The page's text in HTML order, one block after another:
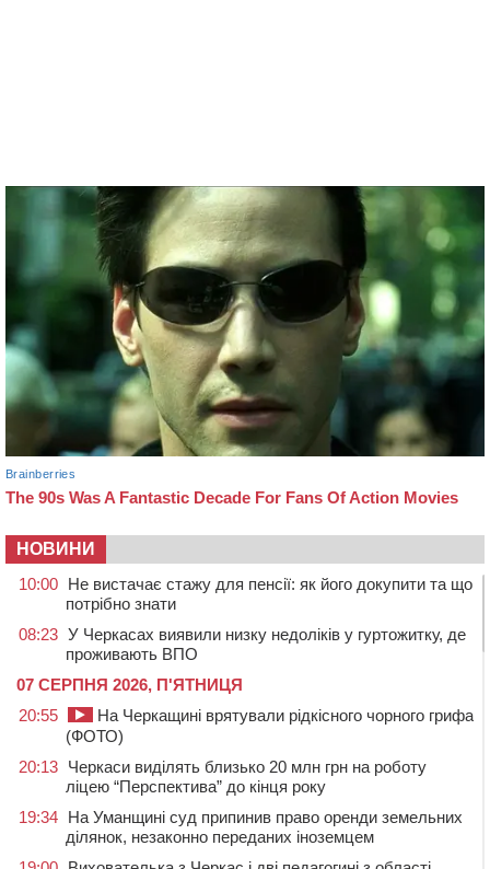
НОВИНИ
10:00 Не вистачає стажу для пенсії: як його докупити та що
потрібно знати
08:23 У Черкасах виявили низку недоліків у гуртожитку, де
проживають ВПО
07 СЕРПНЯ 2026, П'ЯТНИЦЯ
20:55
На Черкащині врятували рідкісного чорного грифа
(ФОТО)
20:13 Черкаси виділять близько 20 млн грн на роботу
ліцею “Перспектива” до кінця року
19:34 На Уманщині суд припинив право оренди земельних
ділянок, незаконно переданих іноземцем